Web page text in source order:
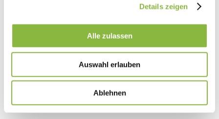
Details zeigen
Alle zulassen
Auswahl erlauben
Ablehnen
nutzen, um mit uns in
Verbindung zu treten, erheben wir die von Ihnen
angegebenen Daten – in der RegelName
sowie den von Ihnen eingegebenenNachrichtentext. Diese
Daten werden ausschließlich verwendet, um Ihre Anfrage zu
beantworten, die Kommunikation zu verwalten und die von
Ihnen angeforderten Leistungen oder Informationen
bereitzustellen.